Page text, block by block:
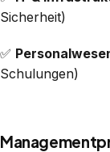
Sicherheit)
✅
Schulungen)